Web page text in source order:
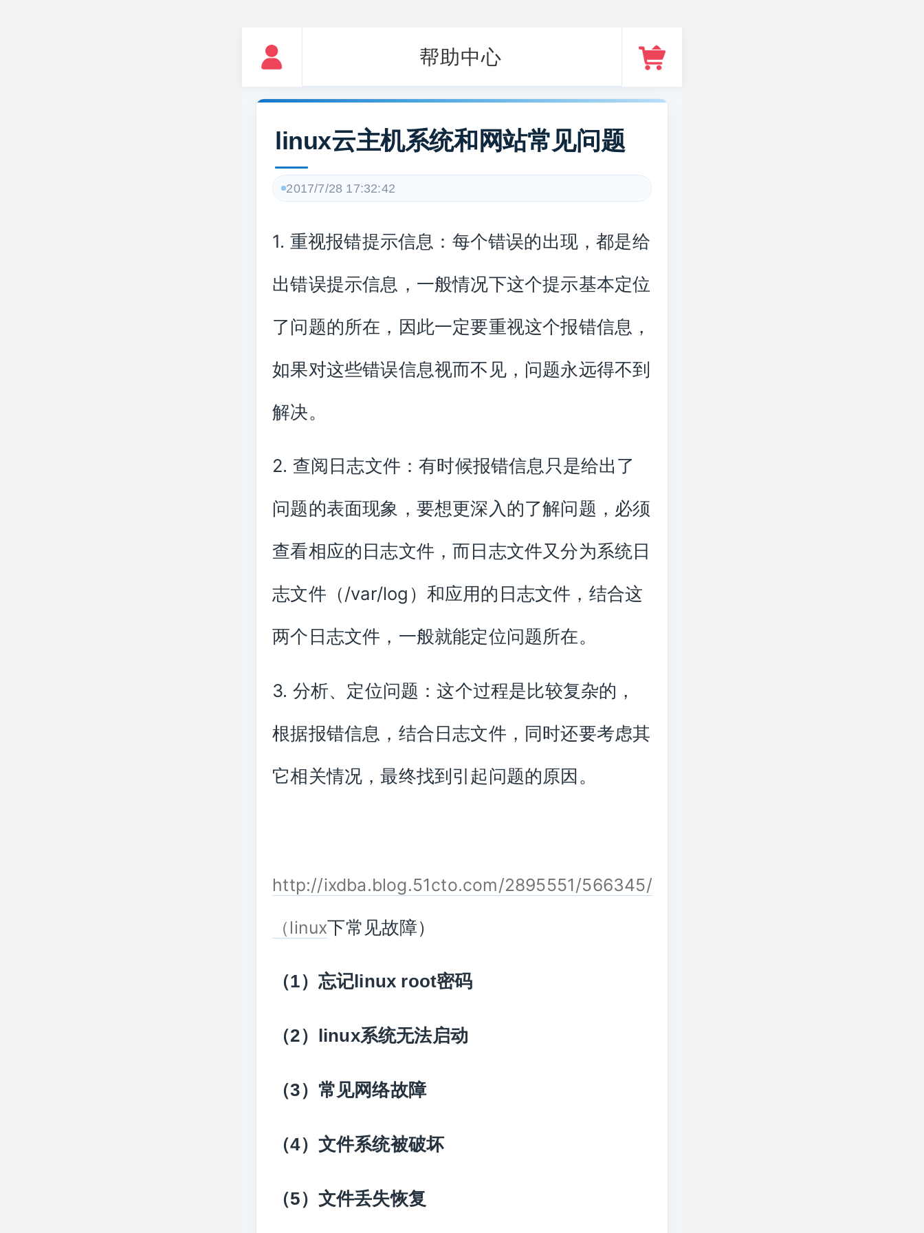
帮助中心
linux云主机系统和网站常见问题
2017/7/28 17:32:42
1. 重视报错提示信息：每个错误的出现，都是给
出错误提示信息，一般情况下这个提示基本定位
了问题的所在，因此一定要重视这个报错信息，
如果对这些错误信息视而不见，问题永远得不到
解决。
2. 查阅日志文件：有时候报错信息只是给出了
问题的表面现象，要想更深入的了解问题，必须
查看相应的日志文件，而日志文件又分为系统日
志文件（/var/log）和应用的日志文件，结合这
两个日志文件，一般就能定位问题所在。
3. 分析、定位问题：这个过程是比较复杂的，
根据报错信息，结合日志文件，同时还要考虑其
它相关情况，最终找到引起问题的原因。
http://ixdba.blog.51cto.com/2895551/566345/
（linux下常见故障）
（1）忘记 linux root密码
（2） linux系统无法启动
（3）常见网络故障
（4）文件系统被破坏
（5）文件丢失恢复